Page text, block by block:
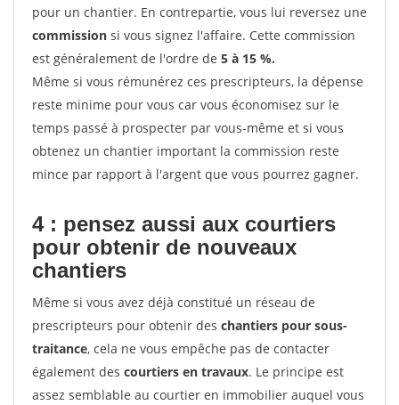
pour un chantier. En contrepartie, vous lui reversez une
commission si vous signez l'affaire. Cette commission
est généralement de l'ordre de 5 à 15 %.
Même si vous rémunérez ces prescripteurs, la dépense
reste minime pour vous car vous économisez sur le
temps passé à prospecter par vous-même et si vous
obtenez un chantier important la commission reste
mince par rapport à l'argent que vous pourrez gagner.
4 : pensez aussi aux courtiers
pour obtenir de nouveaux
chantiers
Même si vous avez déjà constitué un réseau de
prescripteurs pour obtenir des chantiers pour sous-
traitance, cela ne vous empêche pas de contacter
également des courtiers en travaux. Le principe est
assez semblable au courtier en immobilier auquel vous